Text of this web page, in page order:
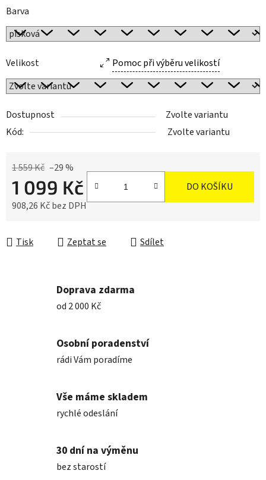
Barva
Velikost Pomoc při výběru velikostí
Dostupnost
Zvolte variantu
Kód:
Zvolte variantu
1 559 Kč –29 %
1 099 Kč
908,26 Kč bez DPH
DO KOŠÍKU
Tisk Zeptat se Sdílet
Doprava zdarma
od 2 000 Kč
Osobní poradenství
rádi Vám poradíme
Vše máme skladem
rychlé odeslání
30 dní na výměnu
bez starostí